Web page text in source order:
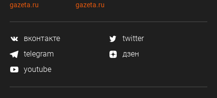
gazeta.ru
gazeta.ru
вконтакте
twitter
telegram
дзен
youtube